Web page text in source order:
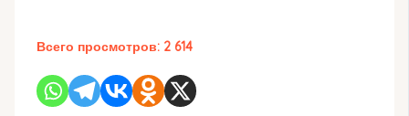
Всего просмотров: 2 614